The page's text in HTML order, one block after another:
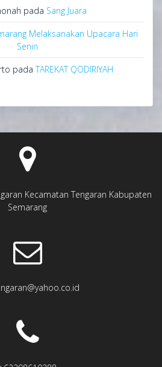
pada Sang Juara
Melaksanakan Upacara Hari
Senin
padaTAREKAT QODIRIYAH
Kecamatan Tengaran Kabupaten
Semarang